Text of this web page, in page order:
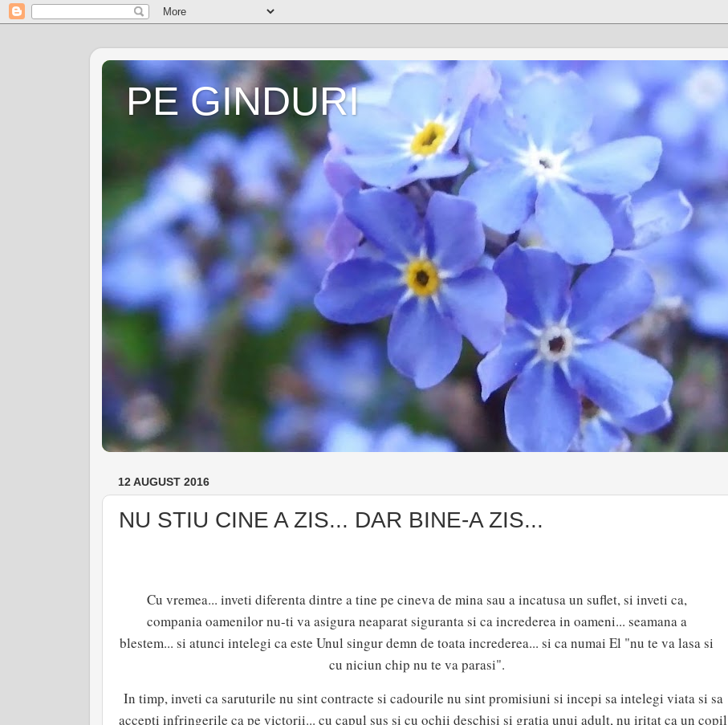
PE GINDURI
12 AUGUST 2016
NU STIU CINE A ZIS... DAR BINE-A ZIS...
Cu vremea... inveti diferenta dintre a tine pe cineva de mina sau a incatusa un suflet, si inveti ca,
compania oamenilor nu-ti va asigura neaparat siguranta si ca increderea in oameni... seamana a
blestem... si atunci intelegi ca este Unul singur demn de toata increderea... si ca numai El "nu te va lasa si
cu niciun chip nu te va parasi".
In timp, inveti ca saruturile nu sint contracte si cadourile nu sint promisiuni si incepi sa intelegi viata si sa
accepti infringerile ca pe victorii... cu capul sus si cu ochii deschisi si gratia unui adult, nu iritat ca un copil